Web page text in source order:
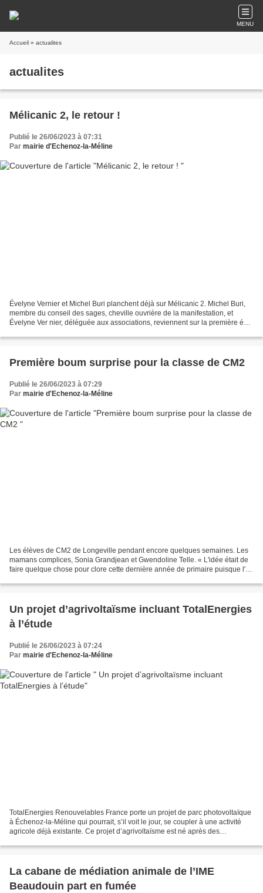
MENU
Accueil » actualites
actualites
Mélicanic 2, le retour !
Publié le 26/06/2023 à 07:31
Par mairie d'Echenoz-la-Méline
Évelyne Vernier et Michel Buri planchent déjà sur Méli­canic 2. Michel Buri,
membre du conseil des sages, cheville ouvrière de la manifestation, et
Évelyne Ver nier, déléguée aux associations, reviennent sur la première édi
Première boum surprise pour la classe de CM2
Publié le 26/06/2023 à 07:29
Par mairie d'Echenoz-la-Méline
Les élèves de CM2 de Longeville pendant encore quelques semaines. Les
mamans complices, Sonia Grandjean et Gwen­doline Telle. « L'idée était de
faire quelque chose pour clore cette dernière année de primaire puisque l'an
Un projet d’agrivoltaïsme incluant TotalEnergies
à l’étude
Publié le 26/06/2023 à 07:24
Par mairie d'Echenoz-la-Méline
TotalEnergies Renouvelables France porte un projet de parc photovoltaïque
à Échenoz-la-Méline qui pourrait, s’il voit le jour, se coupler à une activité
agricole déjà existante. Ce projet d’agrivoltaïsme est né après des
La cabane de médiation animale de l’IME
Beaudouin part en fumée